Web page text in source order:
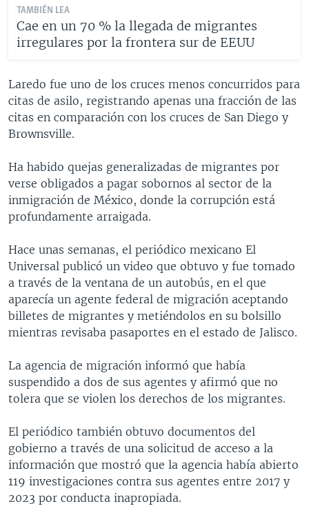
TAMBIÉN LEA
Cae en un 70 % la llegada de migrantes
irregulares por la frontera sur de EEUU
Laredo fue uno de los cruces menos concurridos para
citas de asilo, registrando apenas una fracción de las
citas en comparación con los cruces de San Diego y
Brownsville.
Ha habido quejas generalizadas de migrantes por
verse obligados a pagar sobornos al sector de la
inmigración de México, donde la corrupción está
profundamente arraigada.
Hace unas semanas, el periódico mexicano El
Universal publicó un video que obtuvo y fue tomado
a través de la ventana de un autobús, en el que
aparecía un agente federal de migración aceptando
billetes de migrantes y metiéndolos en su bolsillo
mientras revisaba pasaportes en el estado de Jalisco.
La agencia de migración informó que había
suspendido a dos de sus agentes y afirmó que no
tolera que se violen los derechos de los migrantes.
El periódico también obtuvo documentos del
gobierno a través de una solicitud de acceso a la
información que mostró que la agencia había abierto
119 investigaciones contra sus agentes entre 2017 y
2023 por conducta inapropiada.